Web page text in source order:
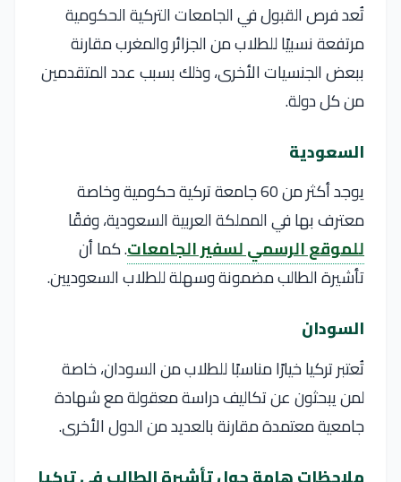
تُعد فرص القبول في الجامعات التركية الحكومية
مرتفعة نسبيًا للطلاب من الجزائر والمغرب مقارنة
ببعض الجنسيات الأخرى، وذلك بسبب عدد المتقدمين
من كل دولة.
السعودية
يوجد أكثر من 60 جامعة تركية حكومية وخاصة
معترف بها في المملكة العربية السعودية، وفقًا
للموقع الرسمي لسفير الجامعات. كما أن
تأشيرة الطالب مضمونة وسهلة للطلاب السعوديين.
السودان
تُعتبر تركيا خيارًا مناسبًا للطلاب من السودان، خاصة
لمن يبحثون عن تكاليف دراسة معقولة مع شهادة
جامعية معتمدة مقارنة بالعديد من الدول الأخرى.